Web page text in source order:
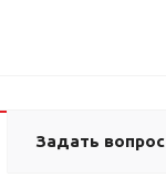
Задать вопрос